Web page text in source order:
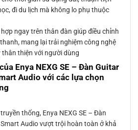
đi du lịch mà không lo phụ thuộc
ngay trên thân đàn giúp điều chỉnh
mang lại trải nghiệm công nghệ
thiện với người dùng
Enya NEXG SE – Đàn Guitar
Audio với các lựa chọn
thống, Enya NEXG SE – Đàn
Audio vượt trội hoàn toàn ở khả